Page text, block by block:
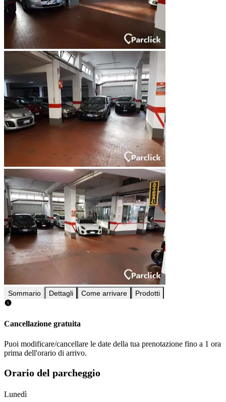
Sommario Dettagli Come arrivare Prodotti
Cancellazione gratuita
Puoi modificare/cancellare le date della tua prenotazione fino a 1 ora
prima dell'orario di arrivo.
Orario del parcheggio
Lunedì